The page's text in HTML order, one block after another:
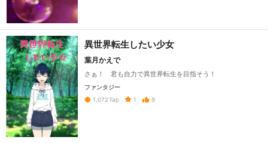
異世界転生したい少女
葉月かえで
さぁ！ 君も自力で異世界転生を目指そう！
ファンタジー
1,072Tap 1 9